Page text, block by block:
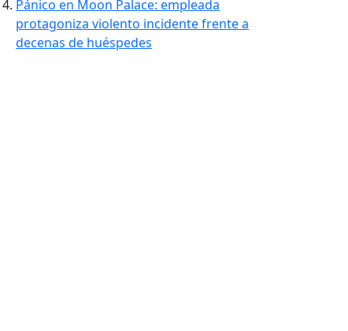
Pánico en Moon Palace: empleada
protagoniza violento incidente frente a
decenas de huéspedes